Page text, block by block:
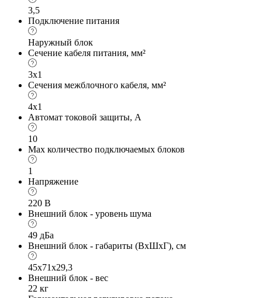
3,5
Подключение питания
Наружный блок
Сечение кабеля питания, мм²
3х1
Сечения межблочного кабеля, мм²
4х1
Автомат токовой защиты, А
10
Max количество подключаемых блоков
1
Напряжение
220 В
Внешний блок - уровень шума
49 дБа
Внешний блок - габариты (ВхШхГ), см
45x71x29,3
Внешний блок - вес
22 кг